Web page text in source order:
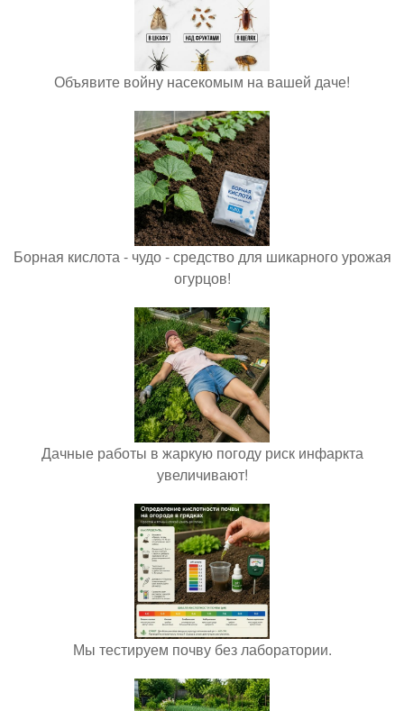
Объявите войну насекомым на вашей даче!
Борная кислота - чудо - средство для шикарного урожая
огурцов!
Дачные работы в жаркую погоду риск инфаркта
увеличивают!
Мы тестируем почву без лаборатории.